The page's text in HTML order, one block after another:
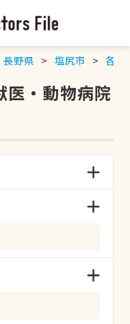
長野県 塩尻市 各種
・動物病院